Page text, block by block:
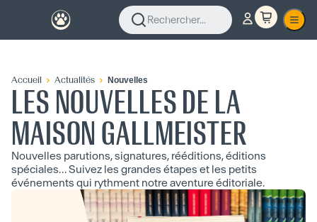
Rechercher...
Accueil Actualités Nouvelles
LES NOUVELLES DE LA
MAISON GALLMEISTER
Nouvelles parutions, signatures, rééditions, éditions
spéciales… Suivez les grandes étapes et les petits
événements qui rythment notre aventure éditoriale.